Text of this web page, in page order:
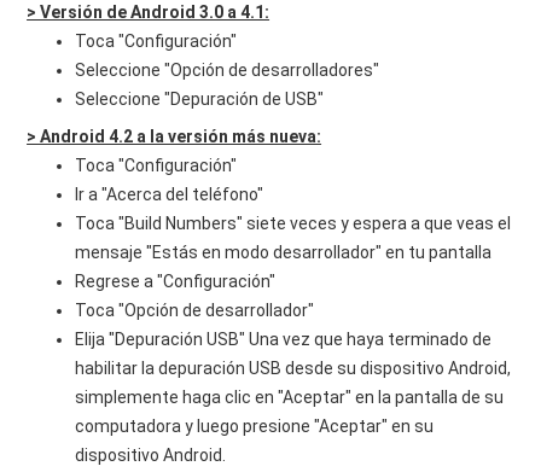
> Versión de Android 3.0 a 4.1:
Toca "Configuración"
Seleccione "Opción de desarrolladores"
Seleccione "Depuración de USB"
> Android 4.2 a la versión más nueva:
Toca "Configuración"
Ir a "Acerca del teléfono"
Toca "Build Numbers" siete veces y espera a que veas el
mensaje "Estás en modo desarrollador" en tu pantalla
Regrese a "Configuración"
Toca "Opción de desarrollador"
Elija "Depuración USB" Una vez que haya terminado de
habilitar la depuración USB desde su dispositivo Android,
simplemente haga clic en "Aceptar" en la pantalla de su
computadora y luego presione "Aceptar" en su
dispositivo Android.